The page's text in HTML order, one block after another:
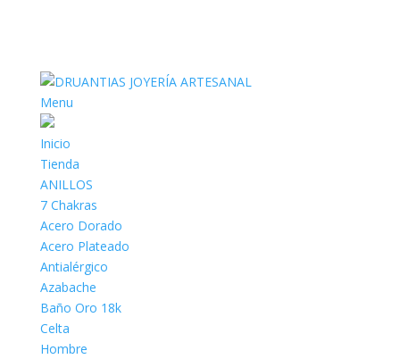
Menu
Inicio
Tienda
ANILLOS
7 Chakras
Acero Dorado
Acero Plateado
Antialérgico
Azabache
Baño Oro 18k
Celta
Hombre